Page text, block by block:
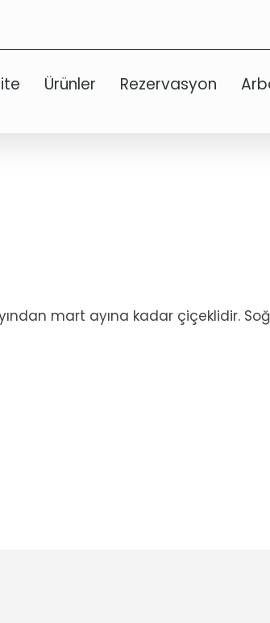
Ürünler Rezervasyon
mart ayına kadar çiçeklidir.